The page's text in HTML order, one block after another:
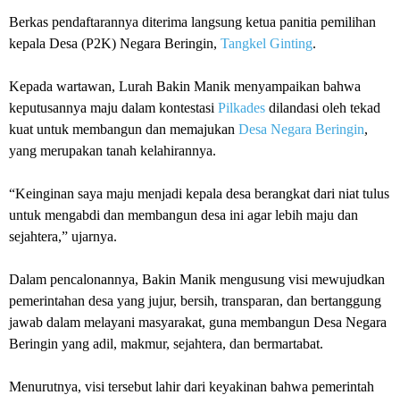
Berkas pendaftarannya diterima langsung ketua panitia pemilihan
kepala Desa (P2K) Negara Beringin, Tangkel Ginting.
Kepada wartawan, Lurah Bakin Manik menyampaikan bahwa
keputusannya maju dalam kontestasi Pilkades dilandasi oleh tekad
kuat untuk membangun dan memajukan Desa Negara Beringin,
yang merupakan tanah kelahirannya.
“Keinginan saya maju menjadi kepala desa berangkat dari niat tulus
untuk mengabdi dan membangun desa ini agar lebih maju dan
sejahtera,” ujarnya.
Dalam pencalonannya, Bakin Manik mengusung visi mewujudkan
pemerintahan desa yang jujur, bersih, transparan, dan bertanggung
jawab dalam melayani masyarakat, guna membangun Desa Negara
Beringin yang adil, makmur, sejahtera, dan bermartabat.
Menurutnya, visi tersebut lahir dari keyakinan bahwa pemerintah